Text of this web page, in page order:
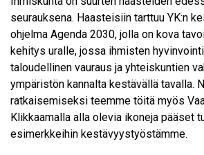
seurauksena. Haasteisiin tarttuu YK:n
ohjelma Agenda 2030, jolla on kova
kehitys uralle, jossa ihmisten
taloudellinen vauraus ja yhteiskuntien
ympäristön kannalta kestävällä tavalla.
ratkaisemiseksi teemme töitä myös
Klikkaamalla alla olevia ikoneja pääset
esimerkkeihin kestävyystyöstämme.